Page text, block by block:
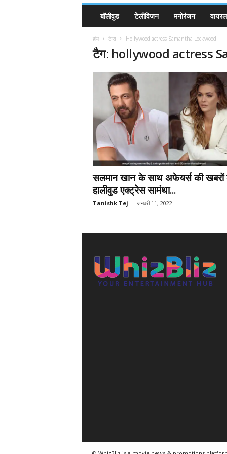
बॉलीवुड टेलीविजन मनोरंजन
होम टैग्स Hollywood actress Samantha Lockwood
टैग: hollywood actress
सलमान खान के साथ अफेयर्स की खबरों
हालीवुड एक्ट्रेस सामंथा...
Tanishk Tej - जनवरी 11, 2022